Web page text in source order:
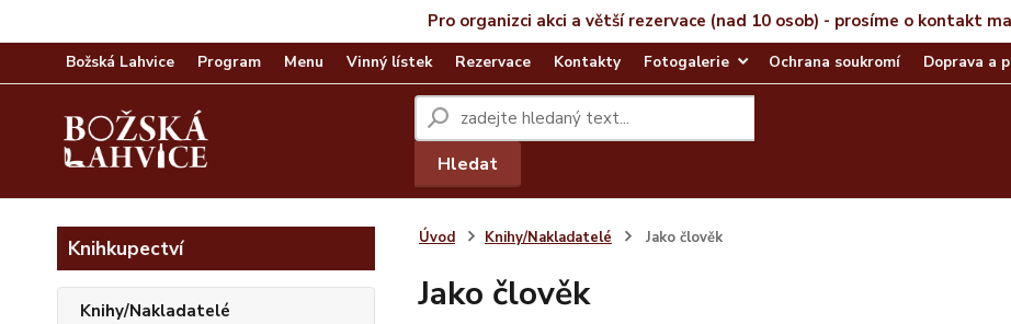
Pro organizci akci a větší rezervace (nad 10 osob) - prosíme o kontakt
Božská Lahvice Program Menu Vinný lístek Rezervace Kontakty Fotogalerie Ochrana soukromí Doprava a
Hledat
Knihkupectví
Knihy/Nakladatelé
Úvod Knihy/Nakladatelé Jako člověk
Jako člověk